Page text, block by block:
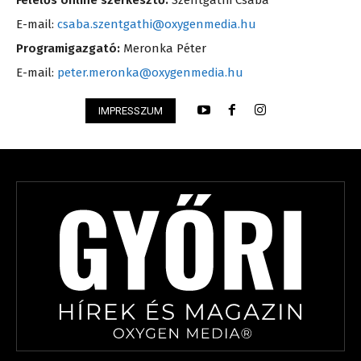
E-mail: csaba.szentgathi@oxygenmedia.hu
Programigazgató: Meronka Péter
E-mail: peter.meronka@oxygenmedia.hu
IMPRESSZUM